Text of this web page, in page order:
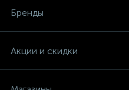
Бренды
Акции и скидки